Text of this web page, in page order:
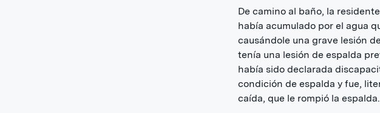
De camino al baño, la
había acumulado por el agua
causándole una grave lesión
tenía una lesión de espalda
había sido declarada
condición de espalda y fue,
caída, que le rompió la espalda.